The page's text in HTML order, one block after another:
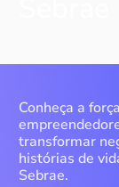
Conheça a
transformar
histórias de
Sebrae.